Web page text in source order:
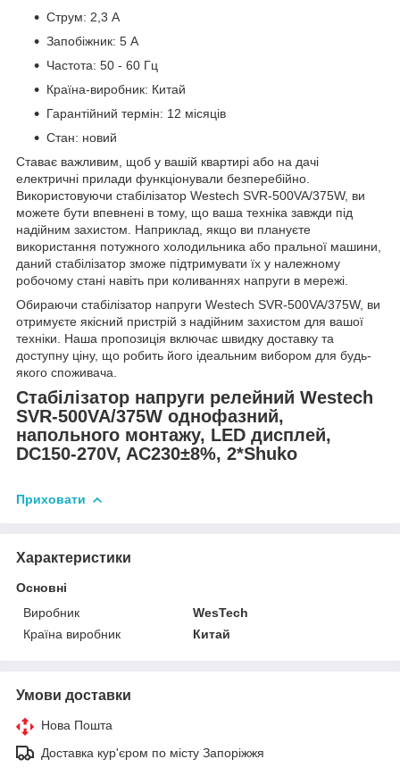
Струм: 2,3 А
Запобіжник: 5 А
Частота: 50 - 60 Гц
Країна-виробник: Китай
Гарантійний термін: 12 місяців
Стан: новий
Ставає важливим, щоб у вашій квартирі або на дачі
електричні прилади функціонували безперебійно.
Використовуючи стабілізатор Westech SVR-500VA/375W, ви
можете бути впевнені в тому, що ваша техніка завжди під
надійним захистом. Наприклад, якщо ви плануєте
використання потужного холодильника або пральної машини,
даний стабілізатор зможе підтримувати їх у належному
робочому стані навіть при коливаннях напруги в мережі.
Обираючи стабілізатор напруги Westech SVR-500VA/375W, ви
отримуєте якісний пристрій з надійним захистом для вашої
техніки. Наша пропозиція включає швидку доставку та
доступну ціну, що робить його ідеальним вибором для будь-
якого споживача.
Стабілізатор напруги релейний Westech
SVR-500VA/375W однофазний,
напольного монтажу, LED дисплей,
DC150-270V, AC230±8%, 2*Shuko
Приховати
Характеристики
Основні
Виробник
WesTech
Країна виробник
Китай
Умови доставки
Нова Пошта
Доставка кур'єром по місту Запоріжжя